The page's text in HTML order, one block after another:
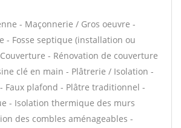
- Maçonnerie / Gros oeuvre -
- Fosse septique (installation ou
- Rénovation de couverture
clé en main - Plâtrerie / Isolation -
Faux plafond - Plâtre traditionnel -
- Isolation thermique des murs
des combles aménageables -